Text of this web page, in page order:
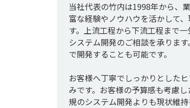
当社代表の竹内は1998年から、
富な経験やノウハウを活かして
す。上流工程から下流工程まで
システム開発のご相談を承りま
で開発することも可能です。
お客様へ丁寧でしっかりとした
みです。お客様の予算感も考慮
規のシステム開発よりも現状維